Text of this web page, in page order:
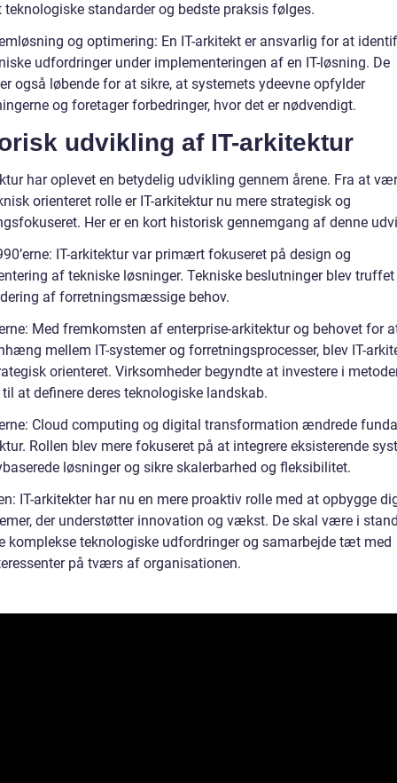
teknologiske standarder og bedste praksis følges.
og optimering: En IT-arkitekt er ansvarlig for at
udfordringer under implementeringen af en IT-løsning. De
også løbende for at sikre, at systemets ydeevne opfylder
og foretager forbedringer, hvor det er nødvendigt.
udvikling af IT-arkitektur
har oplevet en betydelig udvikling gennem årene. Fra at
orienteret rolle er IT-arkitektur nu mere strategisk og
Her er en kort historisk gennemgang af denne
IT-arkitektur var primært fokuseret på design og
af tekniske løsninger. Tekniske beslutninger blev
af forretningsmæssige behov.
Med fremkomsten af enterprise-arkitektur og behovet for
mellem IT-systemer og forretningsprocesser, blev IT-
orienteret. Virksomheder begyndte at investere i
at definere deres teknologiske landskab.
Cloud computing og digital transformation ændrede
Rollen blev mere fokuseret på at integrere eksisterende
løsninger og sikre skalerbarhed og fleksibilitet.
IT-arkitekter har nu en mere proaktiv rolle med at opbygge
der understøtter innovation og vækst. De skal være i
komplekse teknologiske udfordringer og samarbejde tæt med
på tværs af organisationen.